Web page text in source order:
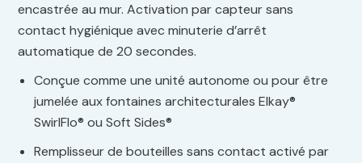
encastrée au mur. Activation par capteur sans
contact hygiénique avec minuterie d’arrêt
automatique de 20 secondes.
Conçue comme une unité autonome ou pour être
jumelée aux fontaines architecturales Elkay®
SwirlFlo® ou Soft Sides®
Remplisseur de bouteilles sans contact activé par